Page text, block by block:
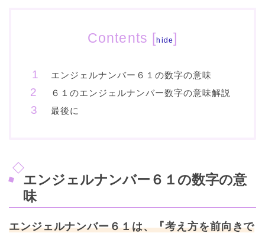
Contents [hide]
エンジェルナンバー６１の数字の意味
６１のエンジェルナンバー数字の意味解説
最後に
エンジェルナンバー６１の数字の意
味
エンジェルナンバー６１は、『考え方を前向きで